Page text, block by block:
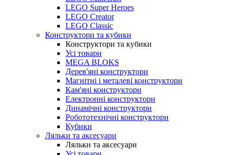
LEGO Super Heroes
LEGO Creator
LEGO Classic
Конструктори та кубики
Конструктори та кубики
Усі товари
MEGA BLOKS
Дерев'яні конструктори
Магнітні і металеві конструктори
Кам'яні конструктори
Електронні конструктори
Динамічні конструктори
Робототехнічні конструктори
Кубики
Ляльки та аксесуари
Ляльки та аксесуари